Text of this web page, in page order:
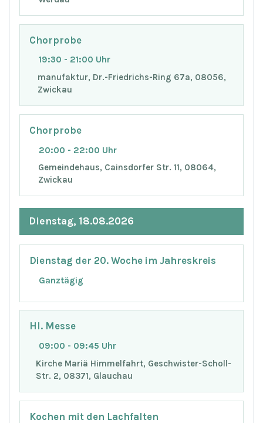
Chorprobe
19:30 - 21:00 Uhr
manufaktur, Dr.-Friedrichs-Ring 67a, 08056,
Zwickau
Chorprobe
20:00 - 22:00 Uhr
Gemeindehaus, Cainsdorfer Str. 11, 08064,
Zwickau
Dienstag, 18.08.2026
Dienstag der 20. Woche im Jahreskreis
Ganztägig
Hl. Messe
09:00 - 09:45 Uhr
Kirche Mariä Himmelfahrt, Geschwister-Scholl-
Str. 2, 08371, Glauchau
Kochen mit den Lachfalten